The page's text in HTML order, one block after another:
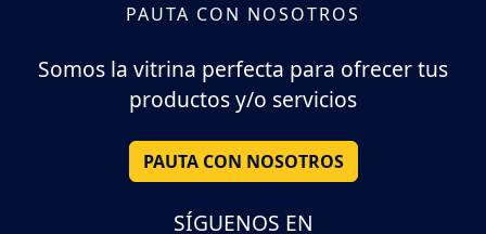
PAUTA CON NOSOTROS
Somos la vitrina perfecta para ofrecer tus
productos y/o servicios
PAUTA CON NOSOTROS
SÍGUENOS EN